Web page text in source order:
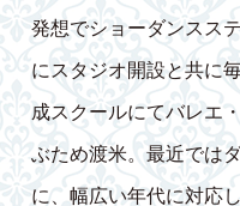
発想でショーダンスス
にスタジオ開設と共に
成スクールにてバレエ
ぶため渡米。最近では
に、幅広い年代に対応